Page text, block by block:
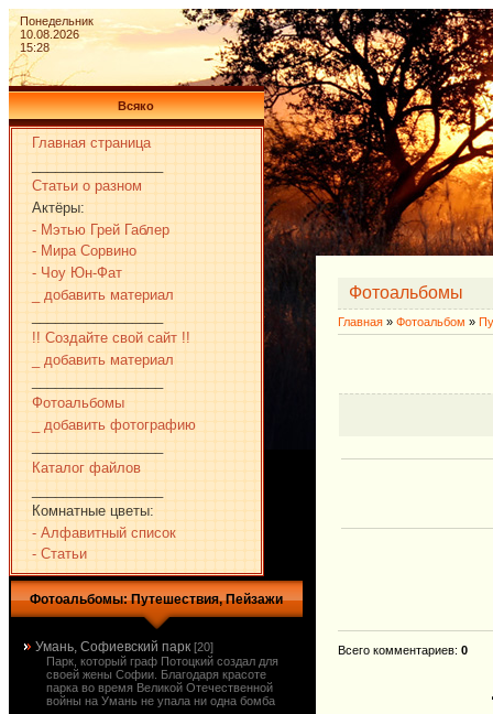
Понедельник
10.08.2026
15:28
Всяко
Главная страница
Статьи о разном
Актёры:
- Мэтью Грей Габлер
- Мира Сорвино
- Чоу Юн-Фат
_ добавить материал
!! Создайте свой сайт !!
_ добавить материал
Фотоальбомы
_ добавить фотографию
Каталог файлов
Комнатные цветы:
- Алфавитный список
- Статьи
Фотоальбомы: Путешествия, Пейзажи
Умань, Софиевский парк [20]
Парк, который граф Потоцкий создал для
своей жены Софии. Благодаря красоте
парка во время Великой Отечественной
войны на Умань не упала ни одна бомба
Фотоальбомы
Главная » Фотоальбом »
Всего комментариев: 0